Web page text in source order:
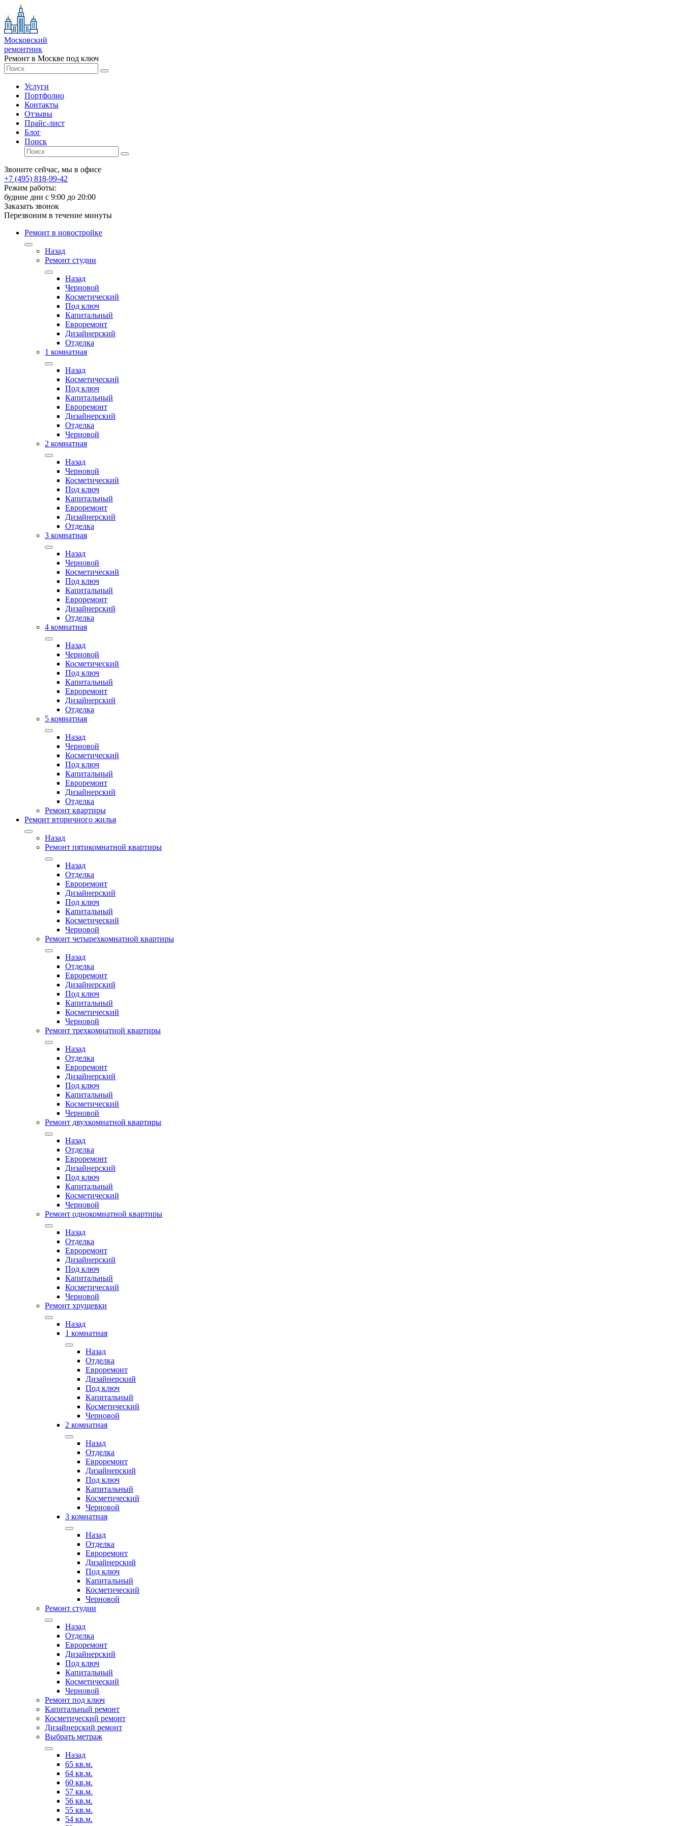
Московский
ремонтник
Ремонт в Москве под ключ
Услуги
Портфолио
Контакты
Отзывы
Прайс-лист
Блог
Поиск
Звоните сейчас, мы в офисе
+7 (495) 818-99-42
Режим работы:
будние дни с 9:00 до 20:00
Заказать звонок
Перезвоним в течение минуты
Ремонт в новостройке
Назад
Ремонт студии
Назад
Черновой
Косметический
Под ключ
Капитальный
Евроремонт
Дизайнерский
Отделка
1 комнатная
Назад
Косметический
Под ключ
Капитальный
Евроремонт
Дизайнерский
Отделка
Черновой
2 комнатная
Назад
Черновой
Косметический
Под ключ
Капитальный
Евроремонт
Дизайнерский
Отделка
3 комнатная
Назад
Черновой
Косметический
Под ключ
Капитальный
Евроремонт
Дизайнерский
Отделка
4 комнатная
Назад
Черновой
Косметический
Под ключ
Капитальный
Евроремонт
Дизайнерский
Отделка
5 комнатная
Назад
Черновой
Косметический
Под ключ
Капитальный
Евроремонт
Дизайнерский
Отделка
Ремонт квартиры
Ремонт вторичного жилья
Назад
Ремонт пятикомнатной квартиры
Назад
Отделка
Евроремонт
Дизайнерский
Под ключ
Капитальный
Косметический
Черновой
Ремонт четырехкомнатной квартиры
Назад
Отделка
Евроремонт
Дизайнерский
Под ключ
Капитальный
Косметический
Черновой
Ремонт трехкомнатной квартиры
Назад
Отделка
Евроремонт
Дизайнерский
Под ключ
Капитальный
Косметический
Черновой
Ремонт двухкомнатной квартиры
Назад
Отделка
Евроремонт
Дизайнерский
Под ключ
Капитальный
Косметический
Черновой
Ремонт однокомнатной квартиры
Назад
Отделка
Евроремонт
Дизайнерский
Под ключ
Капитальный
Косметический
Черновой
Ремонт хрущевки
Назад
1 комнатная
Назад
Отделка
Евроремонт
Дизайнерский
Под ключ
Капитальный
Косметический
Черновой
2 комнатная
Назад
Отделка
Евроремонт
Дизайнерский
Под ключ
Капитальный
Косметический
Черновой
3 комнатная
Назад
Отделка
Евроремонт
Дизайнерский
Под ключ
Капитальный
Косметический
Черновой
Ремонт студии
Назад
Отделка
Евроремонт
Дизайнерский
Под ключ
Капитальный
Косметический
Черновой
Ремонт под ключ
Капитальный ремонт
Косметический ремонт
Дизайнерский ремонт
Выбрать метраж
Назад
65 кв.м.
64 кв.м.
60 кв.м.
57 кв.м.
56 кв.м.
55 кв.м.
54 кв.м.